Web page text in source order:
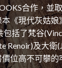
合作，
《現代灰姑
括了梵谷
Renoir)及大
位高不可攀的